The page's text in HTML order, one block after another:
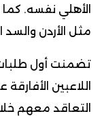
الأهلي نفسه.
مثل الأردن والسد
تضمنت أول
اللاعبين
التعاقد معهم